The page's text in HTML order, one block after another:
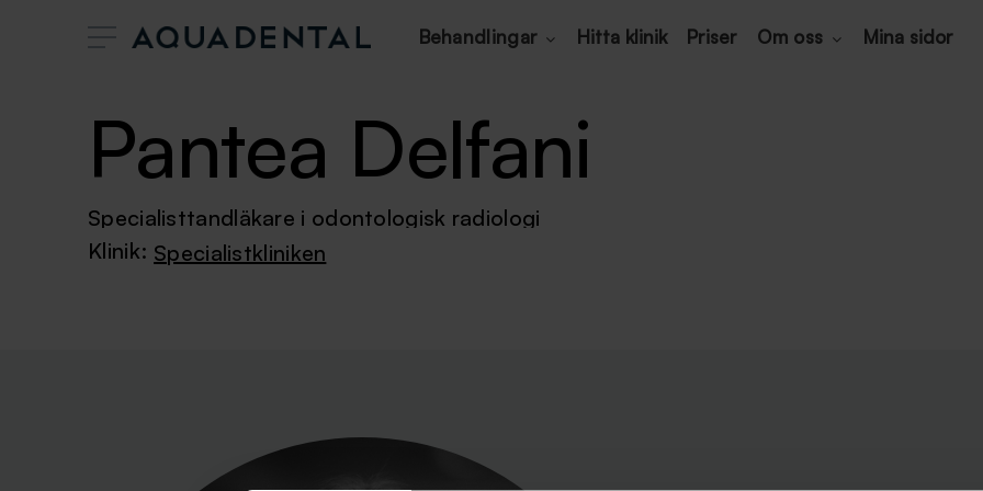
Behandlingar Hitta klinik Priser Om oss Mina sidor
Pantea Delfani
Specialisttandläkare i odontologisk radiologi
Klinik: Specialistkliniken